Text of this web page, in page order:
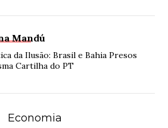
Mandú
da Ilusão: Brasil e Bahia Presos
Cartilha do PT
Economia